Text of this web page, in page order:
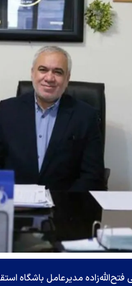
مدیرعامل باشگاه